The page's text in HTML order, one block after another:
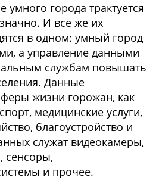
умного города трактуется
И все же их
в одном: умный город
а управление данными
службам повышать
Данные
жизни горожан, как
медицинские услуги,
благоустройство и
служат видеокамеры,
сенсоры,
и прочее.